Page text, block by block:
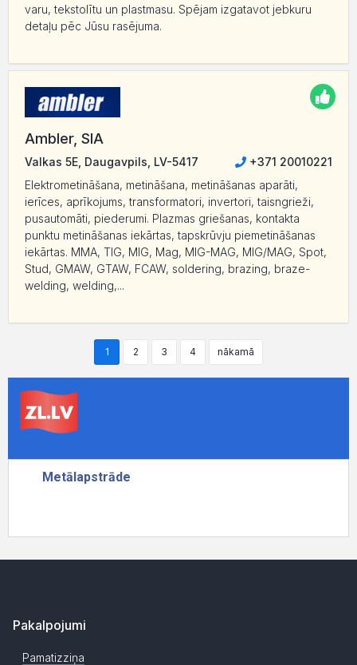
varu, tekstolītu un plastmasu. Spējam izgatavot jebkuru
detaļu pēc Jūsu rasējuma.
Ambler, SIA
Valkas 5E, Daugavpils, LV-5417
+371 20010221
Elektrometināšana, metināšana, metināšanas aparāti,
ierīces, aprīkojums, transformatori, invertori, taisngrieži,
pusautomāti, piederumi. Plazmas griešanas, kontakta
punktu metināšanas iekārtas, tapskrūvju piemetināšanas
iekārtas. MMA, TIG, MIG, Mag, MIG-MAG, MIG/MAG, Spot,
Stud, GMAW, GTAW, FCAW, soldering, brazing, braze-
welding, welding,...
1 2 3 4 nākamā
Pakalpojumi
Pamatizziņa